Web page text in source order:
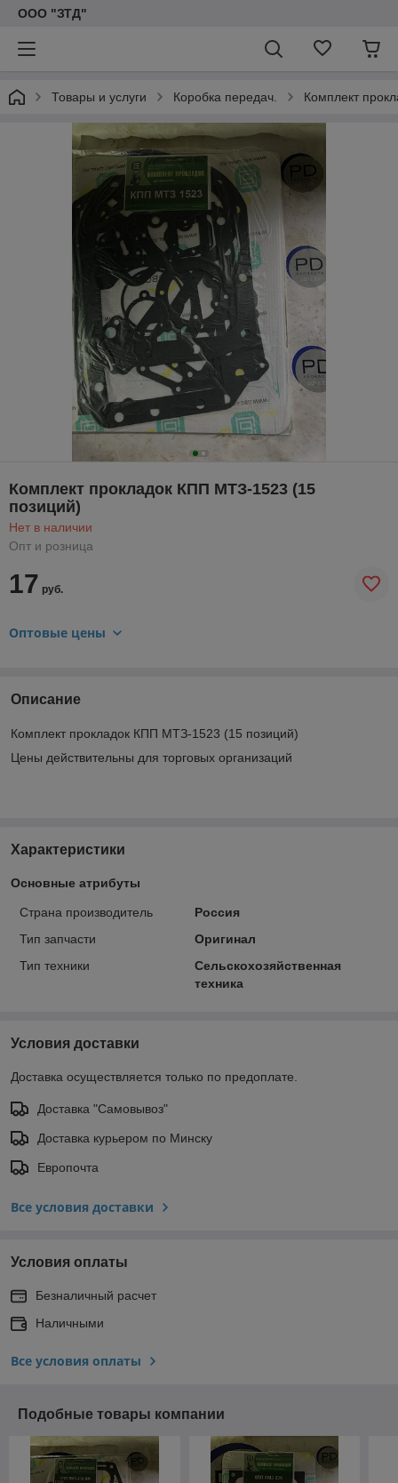
ООО "ЗТД"
Товары и услуги Коробка передач. Комплект
Комплект прокладок КПП МТЗ-1523 (15
позиций)
Нет в наличии
Опт и розница
17 руб.
Оптовые цены
Описание
Комплект прокладок КПП МТЗ-1523 (15 позиций)
Цены действительны для торговых организаций
Характеристики
Основные атрибуты
Страна производитель
Россия
Тип запчасти
Оригинал
Тип техники
Сельскохозяйственная
техника
Условия доставки
Доставка осуществляется только по предоплате.
Доставка "Самовывоз"
Доставка курьером по Минску
Европочта
Все условия доставки
Условия оплаты
Безналичный расчет
Наличными
Все условия оплаты
Подобные товары компании